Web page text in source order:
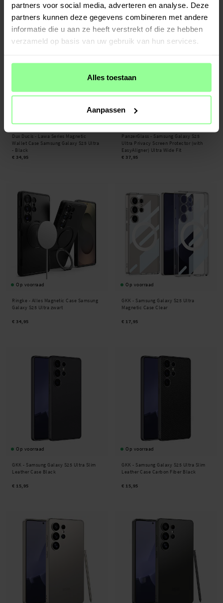
partners voor social media, adverteren en analyse. Deze
partners kunnen deze gegevens combineren met andere
informatie die u aan ze heeft verstrekt of die ze hebben
verzameld op basis van uw gebruik van hun services.
Alles toestaan
Aanpassen
Dux Ducis - Lawa Series Magnetic
Wallet Case Samsung Galaxy S25 Ultra
- Black
€ 34,95
PanzerGlass - Samsung Galaxy S25
Ultra Privacy Screen Protector (with
EasyAligner) Ultra Wide Fit
€ 37,95
Op voorraad
Ringke - Alles Magnetic Case Samsung
Galaxy S25 Ultra zwart
€ 34,95
Op voorraad
GKK - Samsung Galaxy S25 Ultra
Magnetic Case Clear
€ 17,95
Op voorraad
GKK - Samsung Galaxy S25 Ultra Slim
Leather Case Black
€ 15,95
Op voorraad
GKK - Samsung Galaxy S25 Ultra Slim
Leather Case Carbon Fiber Black
€ 15,95